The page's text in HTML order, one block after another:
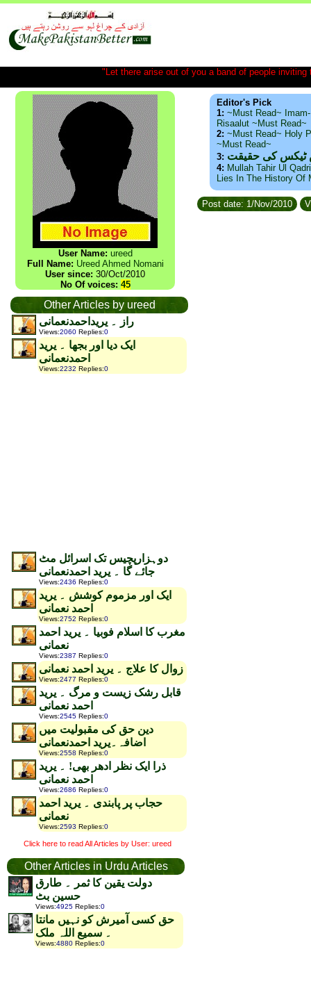
"Let there arise out of you a band of people
User Name: ureed
Full Name: Ureed Ahmed Nomani
User since: 30/Oct/2010
No Of voices: 45
Other Articles by ureed
راز ۔ یریداحمدنعمانی
Views:2060 Replies:0
ایک دیا اور بجھا ۔ یرید
احمدنعمانی
Views:2232 Replies:0
دوہزارپچیس تک اسرائل مٹ
جائے گا ۔ یرید احمدنعمانی
Views:2436 Replies:0
ایک اور مزموم کوشش ۔ یرید
احمد نعمانی
Views:2752 Replies:0
مغرب کا اسلام فوبیا ۔ یرید احمد
نعمانی
Views:2387 Replies:0
زوال کا علاج ۔ یرید احمد نعمانی
Views:2477 Replies:0
قابل رشک زیست و مرگ ۔ یرید
احمد نعمانی
Views:2545 Replies:0
دین حق کی مقبولیت میں
اضافہ۔یرید احمدنعمانی
Views:2558 Replies:0
ذرا ایک نظر ادھر بھی! ۔ یرید
احمد نعمانی
Views:2686 Replies:0
حجاب پر پابندی ۔ یرید احمد
نعمانی
Views:2593 Replies:0
Click here to read All Articles by User: ureed
Other Articles in Urdu Articles
دولت یقین کا ثمر ۔ طارق
حسین بٹ
Views:4925 Replies:0
حق کسی آمیرش کو نہیں مانتا
۔ سمیع اللہ ملک
Views:4880 Replies:0
Editor's Pick
1: ~Must Read~
Risaalut ~Must Read~
2: ~Must Read~ Holy
~Must Read~
3: ٹیکس کی حقیقت
4: Mullah Tahir Ul
Lies In The History Of
Post date: 1/Nov/2010